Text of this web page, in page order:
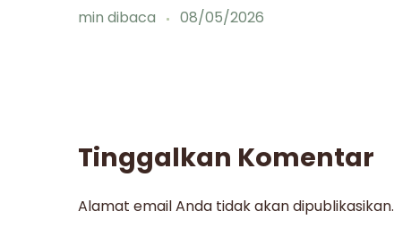
min dibaca 08/05/2026
Tinggalkan Komentar
Alamat email Anda tidak akan dipublikasikan.